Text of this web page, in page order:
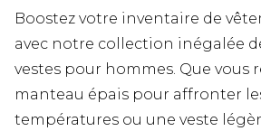
Boostez votre inventaire de
avec notre collection inégalée
vestes pour hommes. Que vous
manteau épais pour affronter
températures ou une veste